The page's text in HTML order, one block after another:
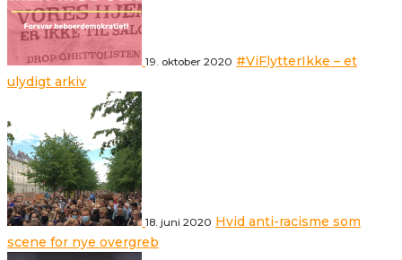
19. oktober 2020 #ViFlytterIkke – et
ulydigt arkiv
18. juni 2020 Hvid anti-racisme som
scene for nye overgreb